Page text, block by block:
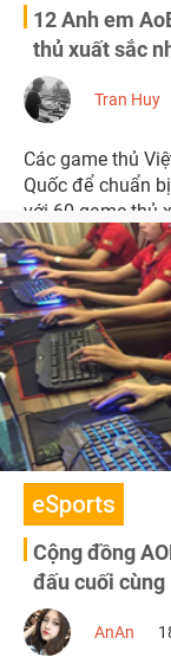
12 Anh em
thủ xuất sắc
Tran Huy
Các game thủ
Quốc để chuẩn
với 60 game thủ
eSports
Cộng đồng
đấu cuối cùng
AnAn